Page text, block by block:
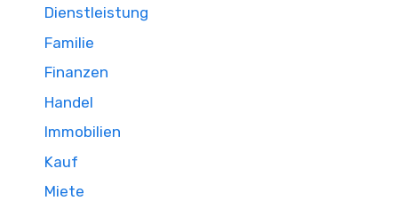
Dienstleistung
Familie
Finanzen
Handel
Immobilien
Kauf
Miete